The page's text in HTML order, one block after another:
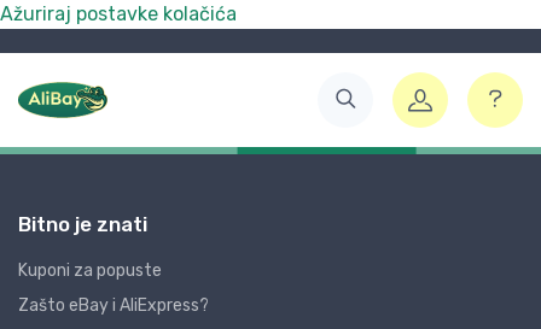
Ažuriraj postavke kolačića
Bitno je znati
Kuponi za popuste
Zašto eBay i AliExpress?